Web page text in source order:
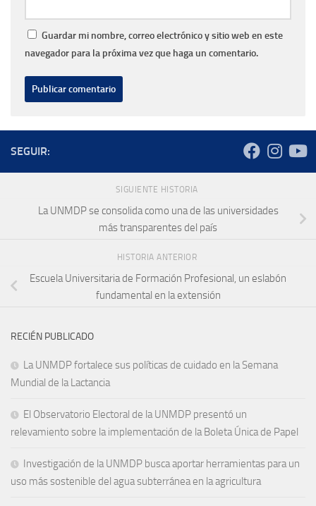
Guardar mi nombre, correo electrónico y sitio web en este
navegador para la próxima vez que haga un comentario.
SEGUIR:
SIGUIENTE HISTORIA
La UNMDP se consolida como una de las universidades
más transparentes del país
HISTORIA ANTERIOR
Escuela Universitaria de Formación Profesional, un eslabón
fundamental en la extensión
RECIÉN PUBLICADO
La UNMDP fortalece sus políticas de cuidado en la Semana
Mundial de la Lactancia
El Observatorio Electoral de la UNMDP presentó un
relevamiento sobre la implementación de la Boleta Única de Papel
Investigación de la UNMDP busca aportar herramientas para un
uso más sostenible del agua subterránea en la agricultura